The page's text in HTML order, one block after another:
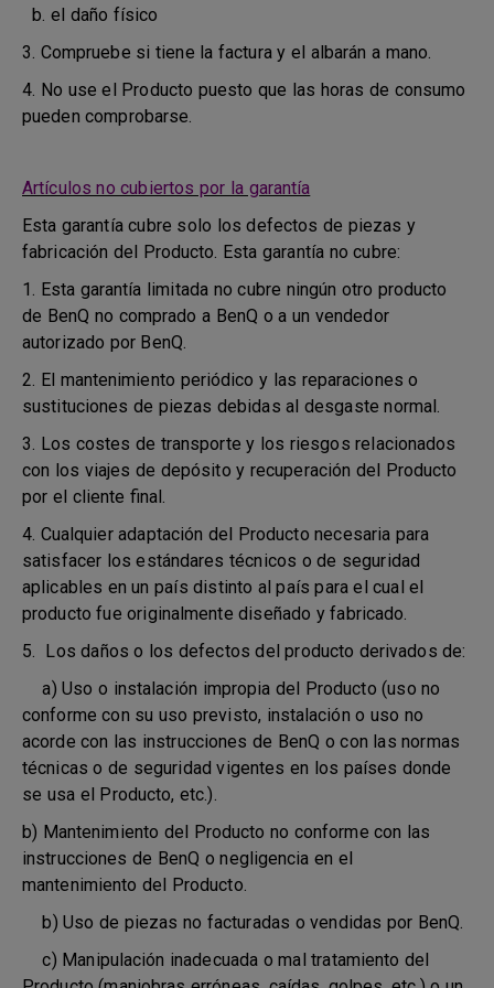
b. el daño físico
3. Compruebe si tiene la factura y el albarán a mano.
4. No use el Producto puesto que las horas de consumo
pueden comprobarse.
Artículos no cubiertos por la garantía
Esta garantía cubre solo los defectos de piezas y
fabricación del Producto. Esta garantía no cubre:
1. Esta garantía limitada no cubre ningún otro producto
de BenQ no comprado a BenQ o a un vendedor
autorizado por BenQ.
2. El mantenimiento periódico y las reparaciones o
sustituciones de piezas debidas al desgaste normal.
3. Los costes de transporte y los riesgos relacionados
con los viajes de depósito y recuperación del Producto
por el cliente final.
4. Cualquier adaptación del Producto necesaria para
satisfacer los estándares técnicos o de seguridad
aplicables en un país distinto al país para el cual el
producto fue originalmente diseñado y fabricado.
5. Los daños o los defectos del producto derivados de:
a) Uso o instalación impropia del Producto (uso no
conforme con su uso previsto, instalación o uso no
acorde con las instrucciones de BenQ o con las normas
técnicas o de seguridad vigentes en los países donde
se usa el Producto, etc.).
b) Mantenimiento del Producto no conforme con las
instrucciones de BenQ o negligencia en el
mantenimiento del Producto.
b) Uso de piezas no facturadas o vendidas por BenQ.
c) Manipulación inadecuada o mal tratamiento del